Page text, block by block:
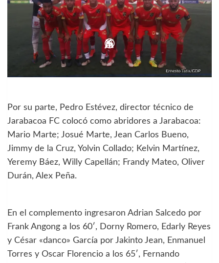
Por su parte, Pedro Estévez, director técnico de
Jarabacoa FC colocó como abridores a Jarabacoa:
Mario Marte; Josué Marte, Jean Carlos Bueno,
Jimmy de la Cruz, Yolvin Collado; Kelvin Martínez,
Yeremy Báez, Willy Capellán; Frandy Mateo, Oliver
Durán, Alex Peña.
En el complemento ingresaron Adrian Salcedo por
Frank Angong a los 60′, Dorny Romero, Edarly Reyes
y César «danco» García por Jakinto Jean, Enmanuel
Torres y Oscar Florencio a los 65′, Fernando